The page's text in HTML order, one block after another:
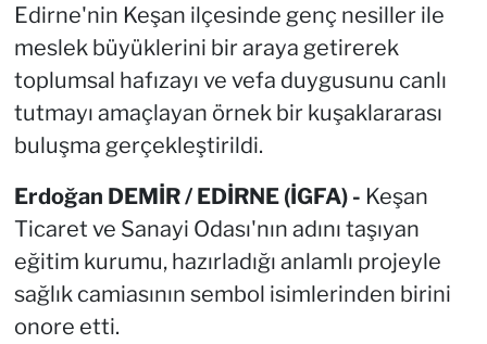
Edirne'nin Keşan ilçesinde genç nesiller ile
meslek büyüklerini bir araya getirerek
toplumsal hafızayı ve vefa duygusunu canlı
tutmayı amaçlayan örnek bir kuşaklararası
buluşma gerçekleştirildi.
Erdoğan DEMİR / EDİRNE (İGFA) - Keşan
Ticaret ve Sanayi Odası'nın adını taşıyan
eğitim kurumu, hazırladığı anlamlı projeyle
sağlık camiasının sembol isimlerinden birini
onore etti.